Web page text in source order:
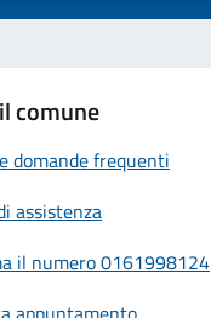
comune
domande frequenti
assistenza
il numero 0161998124